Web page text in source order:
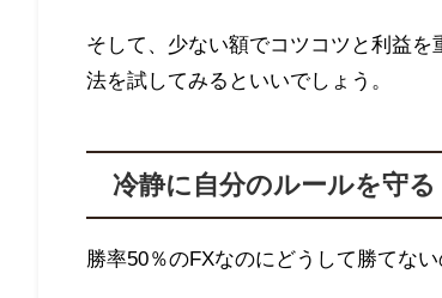
そして、少ない額でコツコツと利益
法を試してみるといいでしょう。
冷静に自分のルールを守る
勝率50％のFXなのにどうして勝てない